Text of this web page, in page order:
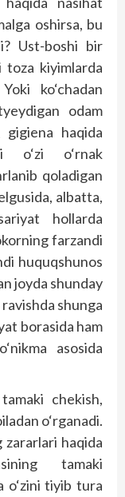
oshirsa, bu
Ust-boshi bir
toza kiyimlarda
ko‘chadan
odam
haqida
o‘zi o‘rnak
qoladigan
albatta,
hollarda
farzandi
huquqshunos
joyda shunday
shunga
borasida ham
asosida
chekish,
o‘rganadi.
haqida
tamaki
o‘zini tiyib tura